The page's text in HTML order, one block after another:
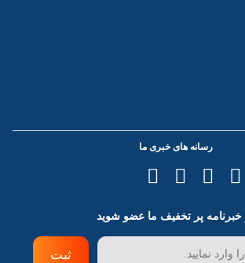
رسانه های خبری ما
خبرنامه پر تخفیف ما عضو شوید
ثبت